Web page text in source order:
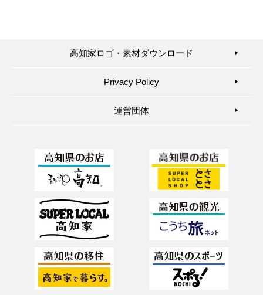
高知家ロゴ・素材ダウンロード ▶︎
Privacy Policy ▶︎
運営団体 ▶︎